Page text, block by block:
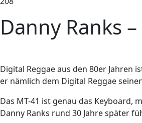
Danny Ranks
Digital Reggae aus den 80er Jahren
er nämlich dem Digital Reggae
Das MT-41 ist genau das Keyboard,
Danny Ranks rund 30 Jahre später